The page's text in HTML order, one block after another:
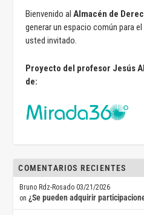
Bienvenido alAlmacén de
generar un espacio común para
usted invitado.
Proyecto del profesor Jesús
de:
COMENTARIOS RECIENTES
Bruno Rdz-Rosado 03/21/2026
on¿Se pueden adquirir